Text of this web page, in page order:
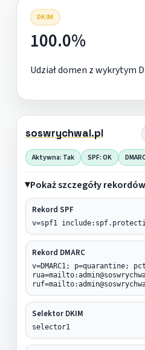
DKIM
100.0%
Udział domen z wykrytym
soswrychwal.pl
Aktywna: Tak SPF: OK
Pokaż szczegóły rekordów
Rekord SPF
v=spf1
Rekord DMARC
v=DMARC1; p=quarantine;
Selektor DKIM
selector1